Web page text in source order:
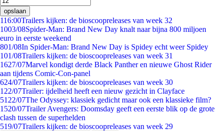
opslaan
116:00Trailers kijken: de bioscoopreleases van week 32
1003/08Spider-Man: Brand New Day knalt naar bijna 800 miljoen
euro in eerste weekend
801/08In Spider-Man: Brand New Day is Spidey echt weer Spidey
101/08Trailers kijken: de bioscoopreleases van week 31
1627/07Marvel kondigt derde Black Panther en nieuwe Ghost Rider
aan tijdens Comic-Con-panel
624/07Trailers kijken: de bioscoopreleases van week 30
1 22/07Trailer: ijdelheid heeft een nieuw gezicht in Clayface
51 22/07The Odyssey: klassiek gedicht maar ook een klassieke film?
1520/07Trailer Avengers: Doomsday geeft een eerste blik op de grote
clash tussen de superhelden
519/07Trailers kijken: de bioscoopreleases van week 29